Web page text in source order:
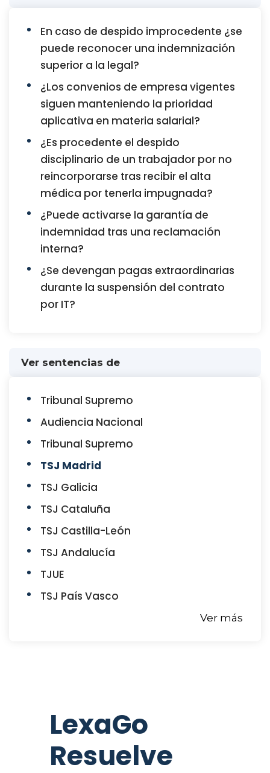
En caso de despido improcedente ¿se
puede reconocer una indemnización
superior a la legal?
¿Los convenios de empresa vigentes
siguen manteniendo la prioridad
aplicativa en materia salarial?
¿Es procedente el despido
disciplinario de un trabajador por no
reincorporarse tras recibir el alta
médica por tenerla impugnada?
¿Puede activarse la garantía de
indemnidad tras una reclamación
interna?
¿Se devengan pagas extraordinarias
durante la suspensión del contrato
por IT?
Ver sentencias de
Tribunal Supremo
Audiencia Nacional
Tribunal Supremo
TSJ Madrid
TSJ Galicia
TSJ Cataluña
TSJ Castilla-León
TSJ Andalucía
TJUE
TSJ País Vasco
Ver más
LexaGo
Resuelve